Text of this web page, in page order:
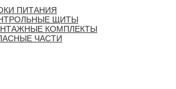
ПИТАНИЯ
ЩИТЫ
КОМПЛЕКТЫ
ЧАСТИ